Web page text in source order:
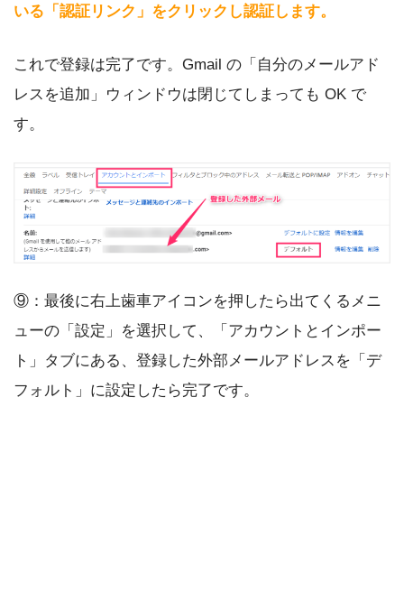
いる「認証リンク」をクリックし認証します。
これで登録は完了です。Gmail の「自分のメールアド
レスを追加」ウィンドウは閉じてしまっても OK で
す。
⑨：最後に右上歯車アイコンを押したら出てくるメニ
ューの「設定」を選択して、「アカウントとインポー
ト」タブにある、登録した外部メールアドレスを「デ
フォルト」に設定したら完了です。